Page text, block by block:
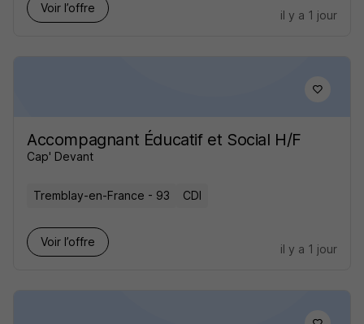
Voir l’offre
il y a 1 jour
Accompagnant Éducatif et Social H/F
Cap' Devant
Tremblay-en-France - 93 CDI
Voir l’offre
il y a 1 jour